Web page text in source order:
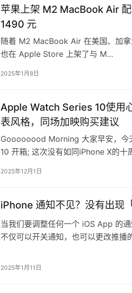
苹果上架 M2 MacBook Air
1490 元
随着 M2 MacBook Air 在美国、加
也在 Apple Store 上架了与 M…
2025年1月8日
Apple Watch Series 10使用
表风格，同场加映购买建议
Goooooood Morning 大家早安，
10 开箱; 这次没有如同iPhone X的十
2025年12月1日
iPhone 通知不见？没有出现
当我们要调整任何一个 iOS App 的
不仅可以开关通知，也可以更改推
2025年1月11日